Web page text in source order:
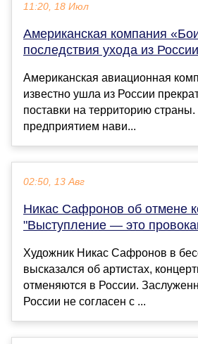
11:20, 18 Июл
Американская компания
последствия ухода из России
Американская авиационная
известно ушла из России
поставки на территорию
предприятием нави...
02:50, 13 Авг
Никас Сафронов об отмене
"Выступление — это
Художник Никас Сафронов в
высказался об артистах,
отменяются в России.
России не согласен с ...